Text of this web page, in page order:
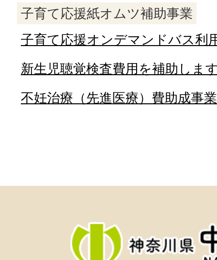
子育て応援紙オムツ補助事業
子育て応援オンデマンドバス利
新生児聴覚検査費用を補助しま
不妊治療（先進医療）費助成事業